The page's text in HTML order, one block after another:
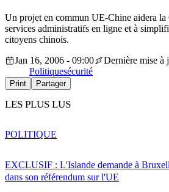
Un projet en commun UE-Chine aidera la
services administratifs en ligne et à
citoyens chinois.
Jan 16, 2006 - 09:00
Dernière mise à
Politiquesécurité
Print Partager
LES PLUS LUS
EXCLUSIF : L'Islande demande à
dans son référendum sur l'UE
POLITIQUE